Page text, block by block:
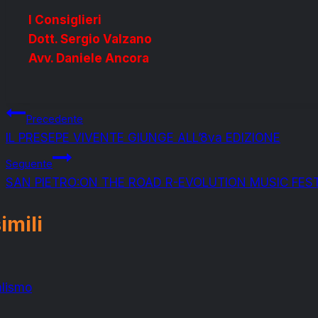
I Consiglieri
Dott. Sergio Valzano
Avv. Daniele Ancora
Navigazione
articoli
Precedente
IL PRESEPE VIVENTE GIUNGE ALL’8va EDIZIONE
Seguente
SAN PIETRO:ON THE ROAD R-EVOLUTION MUSIC